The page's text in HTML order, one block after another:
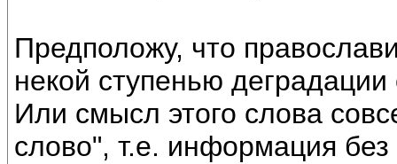
Предположу, что
некой ступенью
Или смысл этого слова
слово", т.е. информация